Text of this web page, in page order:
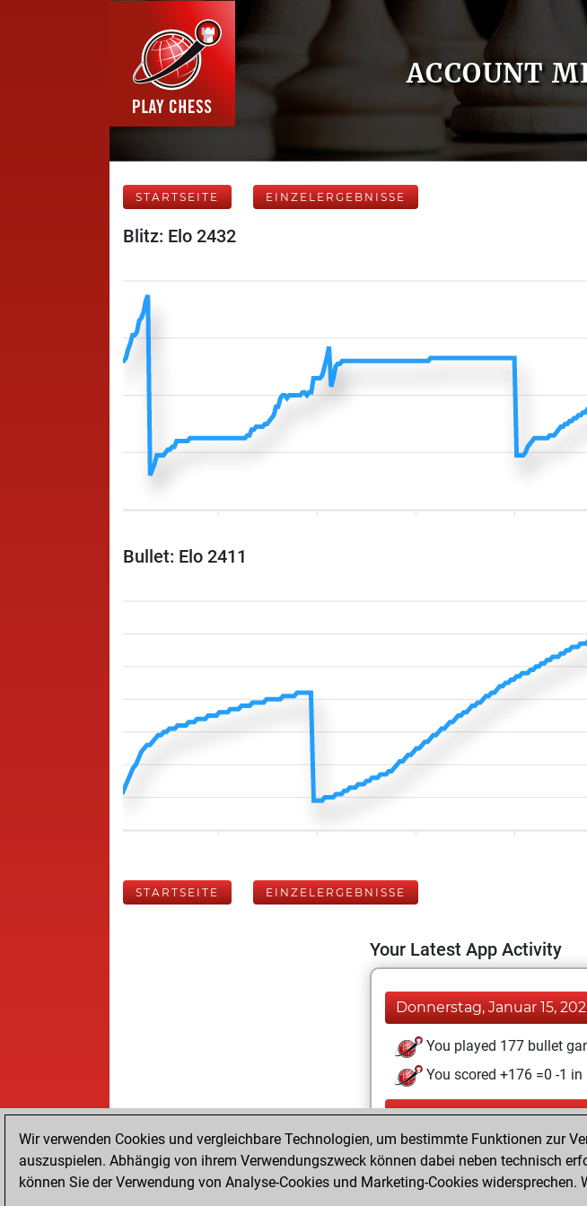
ACCOUNT
STARTSEITE EINZELERGEBNISSE
Blitz: Elo 2432
Bullet: Elo 2411
STARTSEITE EINZELERGEBNISSE
Your Latest App Activity
Donnerstag, Januar 15,
You played 177 bullet
You scored +176 =0 -1
Montag, Mai 26, 2025
You played 223 blitz
You scored +218 =1 -4 in
Wir verwenden Cookies und vergleichbare Technologien, um bestimmte Funktionen zur
auszuspielen. Abhängig von ihrem Verwendungszweck können dabei neben technisch
können Sie der Verwendung von Analyse-Cookies und Marketing-Cookies